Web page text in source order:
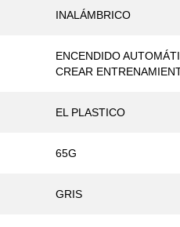
INALÁMBRICO
ENCENDIDO
CREAR
EL PLASTICO
65G
GRIS